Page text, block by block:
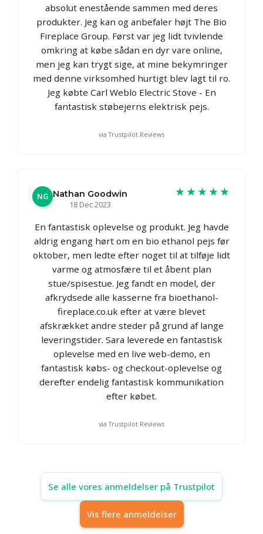
absolut enestående sammen med deres
produkter. Jeg kan og anbefaler højt The Bio
Fireplace Group. Først var jeg lidt tvivlende
omkring at købe sådan en dyr vare online,
men jeg kan trygt sige, at mine bekymringer
med denne virksomhed hurtigt blev lagt til ro.
Jeg købte Carl Weblo Electric Stove - En
fantastisk støbejerns elektrisk pejs.
via Trustpilot Reviews
NG Nathan Goodwin
18 Dec 2023
★★★★★
En fantastisk oplevelse og produkt. Jeg havde
aldrig engang hørt om en bio ethanol pejs før
oktober, men ledte efter noget til at tilføje lidt
varme og atmosfære til et åbent plan
stue/spisestue. Jeg fandt en model, der
afkrydsede alle kasserne fra bioethanol-
fireplace.co.uk efter at være blevet
afskrækket andre steder på grund af lange
leveringstider. Sara leverede en fantastisk
oplevelse med en live web-demo, en
fantastisk købs- og checkout-oplevelse og
derefter endelig fantastisk kommunikation
efter købet.
via Trustpilot Reviews
Se alle vores anmeldelser på Trustpilot
Vis flere anmeldelser